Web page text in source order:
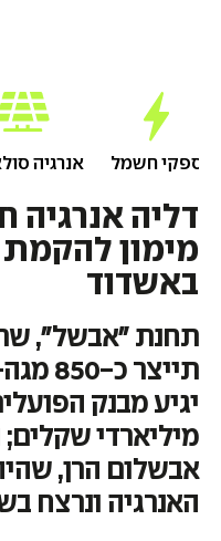
ספקי חשמל אנרגיה
דליה
מימון
באשדוד
תחנת "אבשל",
יגיע מבנק
מיליארדי
אבשלום הרן,
האנרגיה ונרצח